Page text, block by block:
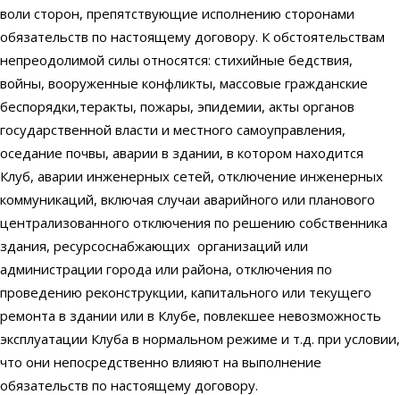
воли сторон, препятствующие исполнению сторонами
обязательств по настоящему договору. К обстоятельствам
непреодолимой силы относятся: стихийные бедствия,
войны, вооруженные конфликты, массовые гражданские
беспорядки,теракты, пожары, эпидемии, акты органов
государственной власти и местного самоуправления,
оседание почвы, аварии в здании, в котором находится
Клуб, аварии инженерных сетей, отключение инженерных
коммуникаций, включая случаи аварийного или планового
централизованного отключения по решению собственника
здания, ресурсоснабжающих организаций или
администрации города или района, отключения по
проведению реконструкции, капитального или текущего
ремонта в здании или в Клубе, повлекшее невозможность
эксплуатации Клуба в нормальном режиме и т.д. при условии,
что они непосредственно влияют на выполнение
обязательств по настоящему договору.